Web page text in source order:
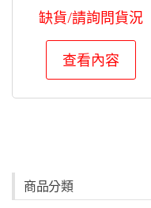
缺貨/請詢問貨況
查看內容
商品分類